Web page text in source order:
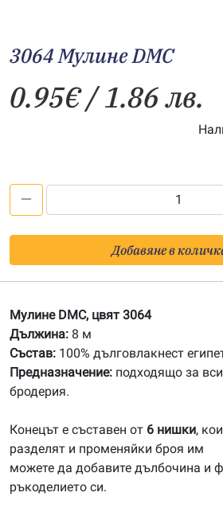
3064 Мулине DMC
0.95€/ 1.86 лв.
Мулине
DMC
Добавяне в
Мулине DMC, цвят 3064
Дължина: 8 м
Състав: 100% дълговлакнест
Предназначение: подходящо за
бродерия.
Конецът е съставен от 6 нишки,
разделят и променяйки броя им
можете да добавите дълбочина и
ръкоделието си.